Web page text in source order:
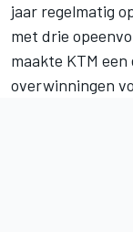
jaar regelmatig
met drie
maakte KTM
overwinningen